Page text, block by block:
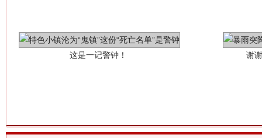
这是一记警钟！ 谢